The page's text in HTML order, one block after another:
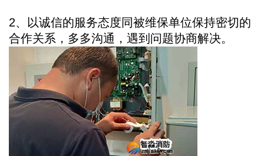
2、以诚信的服务态度同被维保单位保持密切的
合作关系，多多沟通，遇到问题协商解决。